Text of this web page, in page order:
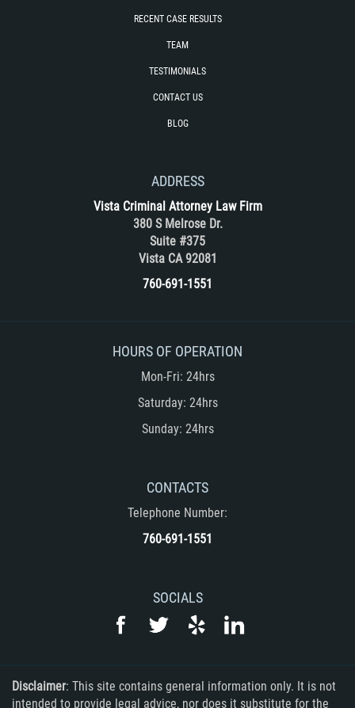
RECENT CASE RESULTS
TEAM
TESTIMONIALS
CONTACT US
BLOG
ADDRESS
Vista Criminal Attorney Law Firm
380 S Melrose Dr.
Suite #375
Vista CA 92081
760-691-1551
HOURS OF OPERATION
Mon-Fri: 24hrs
Saturday: 24hrs
Sunday: 24hrs
CONTACTS
Telephone Number:
760-691-1551
SOCIALS
Disclaimer: This site contains general information only. It is not
intended to provide legal advice, nor does it substitute for the